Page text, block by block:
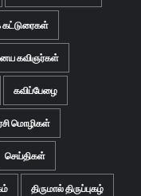
கவிஞர்கள்
கவிப்பேழை
மொழிகள்
செய்திகள்
திருமால் திருப்புகழ்